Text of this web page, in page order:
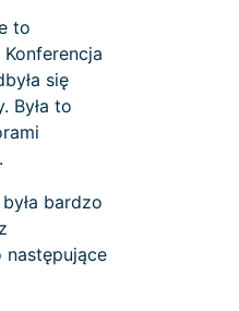
to
się
Była to
bardzo
następujące